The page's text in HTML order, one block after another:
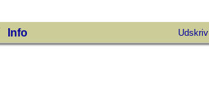
Info Udskriv